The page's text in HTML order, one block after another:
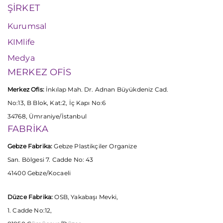
ŞİRKET
Kurumsal
KIMlife
Medya
MERKEZ OFİS
Merkez Ofis:İnkılap Mah. Dr. Adnan Büyükdeniz Cad.
No:13, B Blok, Kat:2, İç Kapı No:6
34768, Ümraniye/İstanbul
FABRİKA
Gebze Fabrika: Gebze Plastikçiler Organize
San. Bölgesi 7. Cadde No: 43
41400 Gebze/Kocaeli
Düzce Fabrika: OSB, Yakabaşı Mevki,
1. Cadde No:12,